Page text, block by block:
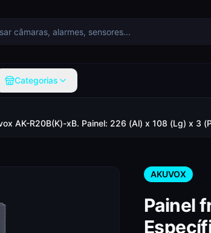
Categorias
AK-R20B(K)-xB. Painel: 226 (Al) x 108 (Lg) x 3
AKUVOX
Painel